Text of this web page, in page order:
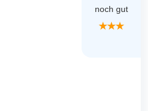
noch gut
★★★